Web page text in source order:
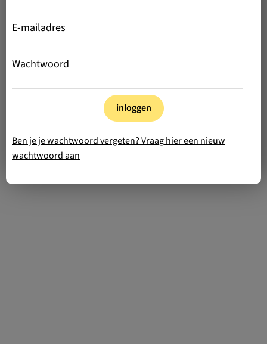
E-mailadres
Wachtwoord
inloggen
Ben je je wachtwoord vergeten? Vraag hier een nieuw
wachtwoord aan